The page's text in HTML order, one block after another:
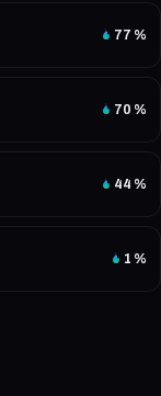
77 %
70 %
44 %
1 %